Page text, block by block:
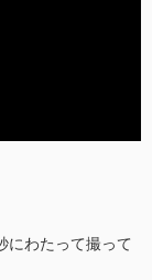
にわたって撮って